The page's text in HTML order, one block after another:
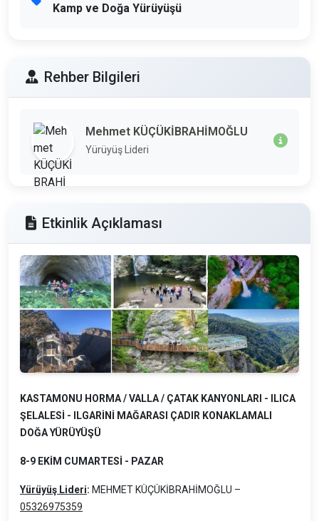
Kamp ve Doğa Yürüyüşü
Rehber Bilgileri
Mehmet KÜÇÜKİBRAHİMOĞLU
Yürüyüş Lideri
Etkinlik Açıklaması
KASTAMONU HORMA / VALLA / ÇATAK KANYONLARI - ILICA
ŞELALESİ - ILGARİNİ MAĞARASI ÇADIR KONAKLAMALI
DOĞA YÜRÜYÜŞÜ
8-9 EKİM CUMARTESİ - PAZAR
Yürüyüş Lideri: MEHMET KÜÇÜKİBRAHİMOĞLU –
05326975359